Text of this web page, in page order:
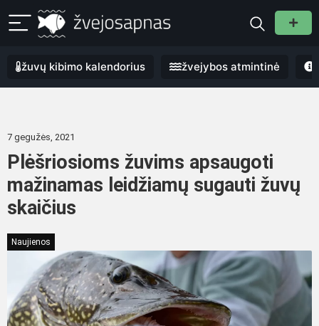
žuvų kibimo kalendorius žvejybos atmintinė
7 gegužės, 2021
Plėšriosioms žuvims apsaugoti
mažinamas leidžiamų sugauti žuvų
skaičius
Naujienos